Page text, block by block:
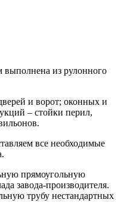
выполнена из рулонного
и ворот; оконных и
– стойки перил,
все необходимые
прямоугольную
завода-производителя.
трубу нестандартных